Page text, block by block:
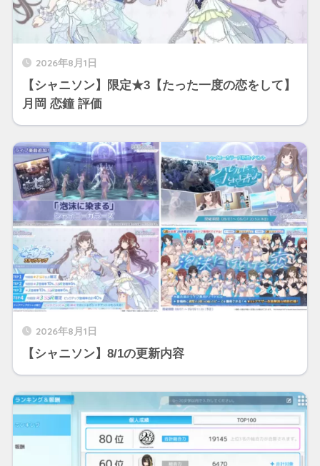
2026年8月1日
【シャニソン】限定★3【たった一度の恋をして】
月岡 恋鐘 評価
2026年8月1日
【シャニソン】8/1の更新内容